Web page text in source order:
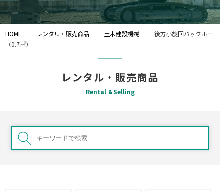
HOME レンタル・販売商品 土木建設機械
後方小旋回バックホー
（0.7㎥）
レンタル・販売商品
Rental ＆Selling